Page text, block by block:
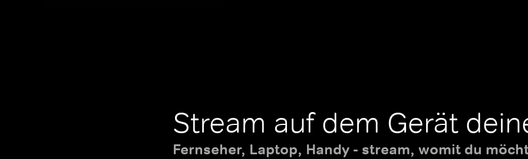
Stream auf dem Gerät
Fernseher, Laptop, Handy - stream, womit du